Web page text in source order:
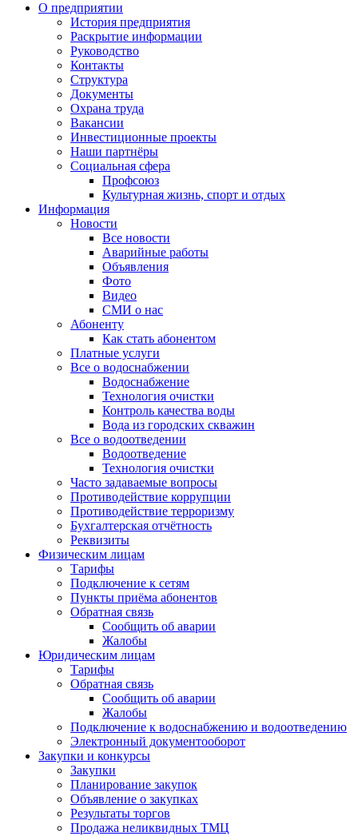
О предприятии
История предприятия
Раскрытие информации
Руководство
Контакты
Структура
Документы
Охрана труда
Вакансии
Инвестиционные проекты
Наши партнёры
Социальная сфера
Профсоюз
Культурная жизнь, спорт и отдых
Информация
Новости
Все новости
Аварийные работы
Объявления
Фото
Видео
СМИ о нас
Абоненту
Как стать абонентом
Платные услуги
Все о водоснабжении
Водоснабжение
Технология очистки
Контроль качества воды
Вода из городских скважин
Все о водоотведении
Водоотведение
Технология очистки
Часто задаваемые вопросы
Противодействие коррупции
Противодействие терроризму
Бухгалтерская отчётность
Реквизиты
Физическим лицам
Тарифы
Подключение к сетям
Пункты приёма абонентов
Обратная связь
Сообщить об аварии
Жалобы
Юридическим лицам
Тарифы
Обратная связь
Сообщить об аварии
Жалобы
Подключение к водоснабжению и водоотведению
Электронный документооборот
Закупки и конкурсы
Закупки
Планирование закупок
Объявление о закупках
Результаты торгов
Продажа неликвидных ТМЦ